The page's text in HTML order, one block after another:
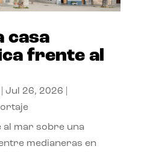
casa
frente al
Jul 26, 2026
mar sobre una
medianeras en